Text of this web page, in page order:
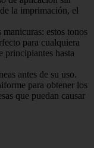
la imprimación, el
manicuras: estos tonos
para cualquiera
principiantes hasta
antes de su uso.
para obtener los
que puedan causar